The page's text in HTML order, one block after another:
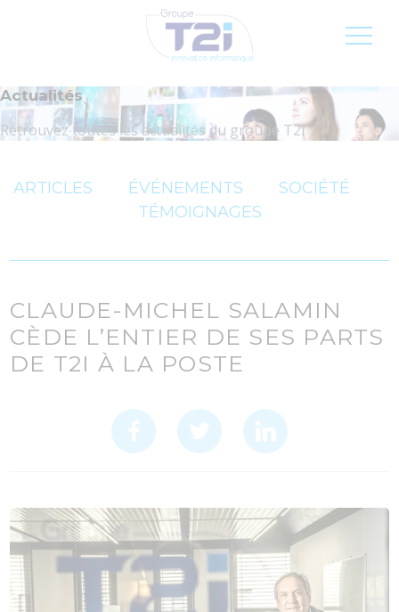
Inscription newsletter
Actualités
Retrouvez toutes les actualités du groupe T2i
ARTICLES ÉVÉNEMENTS
SOCIÉTÉ
TÉMOIGNAGES
CLAUDE-MICHEL SALAMIN
CÈDE L’ENTIER DE SES PARTS
DE T2I À LA POSTE